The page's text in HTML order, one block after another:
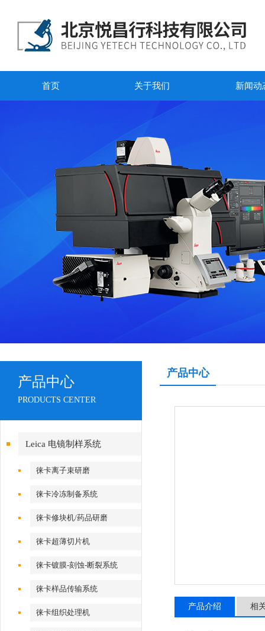
首页 关于我们 新闻动
产品中心
PRODUCTS CENTER
Leica 电镜制样系统
徕卡离子束研磨
徕卡冷冻制备系统
徕卡修块机/药品研磨
徕卡超薄切片机
徕卡镀膜-刻蚀-断裂系统
徕卡样品传输系统
徕卡组织处理机
产品中心
产品介绍 相